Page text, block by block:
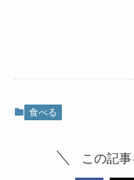
食べる
この記